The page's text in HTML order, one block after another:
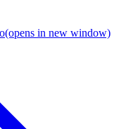
(opens in new window)